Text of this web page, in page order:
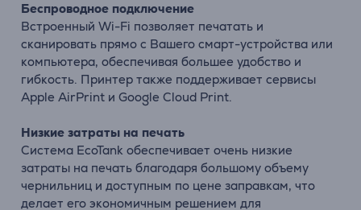
Беспроводное подключение
Встроенный Wi-Fi позволяет печатать и
сканировать прямо с Вашего смарт-устройства или
компьютера, обеспечивая большее удобство и
гибкость. Принтер также поддерживает сервисы
Apple AirPrint и Google Cloud Print.
Низкие затраты на печать
Система EcoTank обеспечивает очень низкие
затраты на печать благодаря большому объему
чернильниц и доступным по цене заправкам, что
делает его экономичным решением для